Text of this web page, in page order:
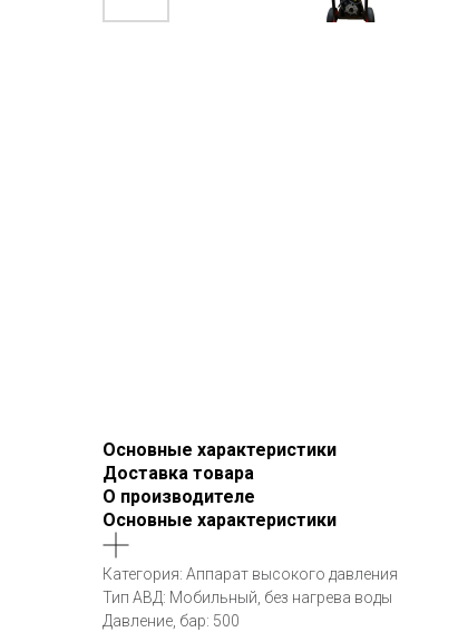
Основные характеристики
Доставка товара
О производителе
Основные характеристики
Категория: Аппарат высокого давления
Тип АВД: Мобильный, без нагрева воды
Давление, бар: 500